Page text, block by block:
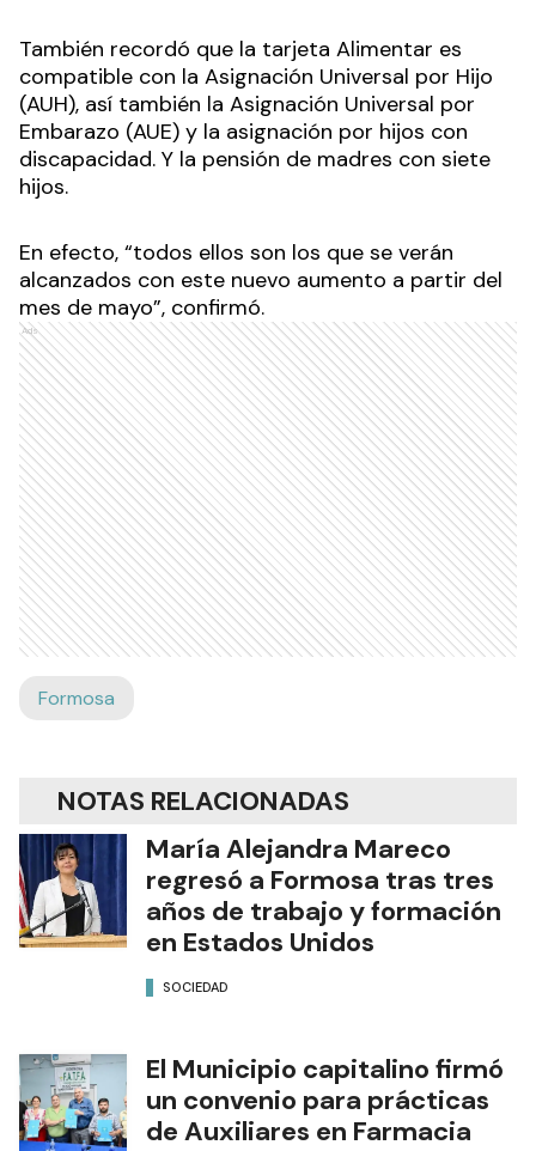
También recordó que la tarjeta Alimentar es
compatible con la Asignación Universal por Hijo
(AUH), así también la Asignación Universal por
Embarazo (AUE) y la asignación por hijos con
discapacidad. Y la pensión de madres con siete
hijos.
En efecto, “todos ellos son los que se verán
alcanzados con este nuevo aumento a partir del
mes de mayo”, confirmó.
Ads
Formosa
NOTAS RELACIONADAS
María Alejandra Mareco
regresó a Formosa tras tres
años de trabajo y formación
en Estados Unidos
SOCIEDAD
El Municipio capitalino firmó
un convenio para prácticas
de Auxiliares en Farmacia